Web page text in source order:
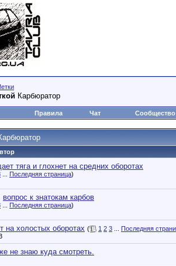
Карбюратор
Правила Чат Сообщество
тяга и глохнет на средних оборотах
Последняя страница)
вопрос к знатокам карбов
Последняя страница)
на холостых оборотах ( 1 2 3
Последняя
не знаю куда смотреть.